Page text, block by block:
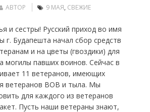
АВТОР 9 МАЯ, СВЕЖИЕ
и сестры! Русский приход во имя
г. Будапешта начал сбор средств
и на цветы (гвоздики) для
могилы павших воинов. Сейчас в
11 ветеранов, имеющих
ветеранов ВОВ и тыла. Мы
для каждого из ветеранов
Пусть наши ветераны знают,